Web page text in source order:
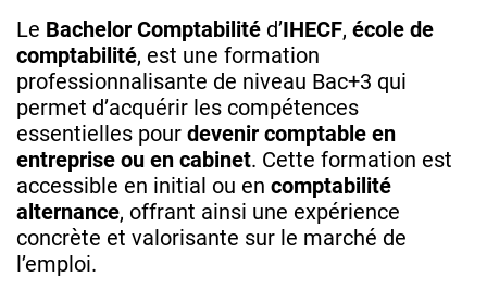
Le Bachelor Comptabilité d’IHECF, école de
comptabilité, est une formation
professionnalisante de niveau Bac+3 qui
permet d’acquérir les compétences
essentielles pour devenir comptable en
entreprise ou en cabinet. Cette formation est
accessible en initial ou en comptabilité
alternance, offrant ainsi une expérience
concrète et valorisante sur le marché de
l’emploi.